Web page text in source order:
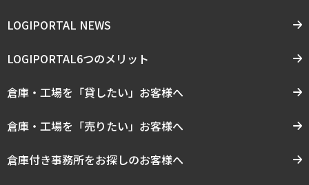
LOGIPORTAL NEWS
LOGIPORTAL6つのメリット
倉庫・工場を「貸したい」お客様へ
倉庫・工場を「売りたい」お客様へ
倉庫付き事務所をお探しのお客様へ